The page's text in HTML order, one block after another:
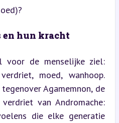
en hun kracht
voor de menselijke ziel:
moed, wanhoop.
Agamemnon, de
van Andromache:
die elke generatie